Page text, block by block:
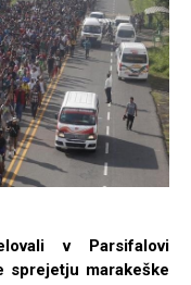
v Parsifalovi
sprejetju marakeške